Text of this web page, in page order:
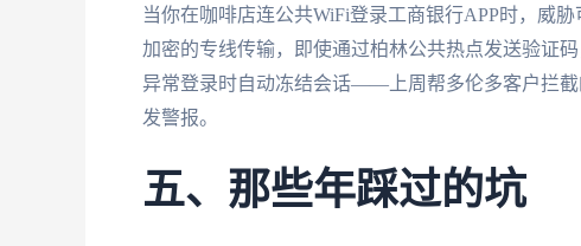
当你在咖啡店连公共WiFi登录工商银行APP时，威
加密的专线传输，即使通过柏林公共热点发送验证
异常登录时自动冻结会话——上周帮多伦多客户拦
发警报。
五、那些年踩过的坑